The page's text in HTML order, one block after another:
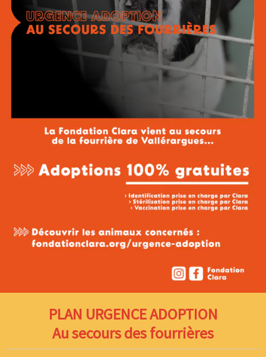
PLAN URGENCE ADOPTION
Au secours des fourrières